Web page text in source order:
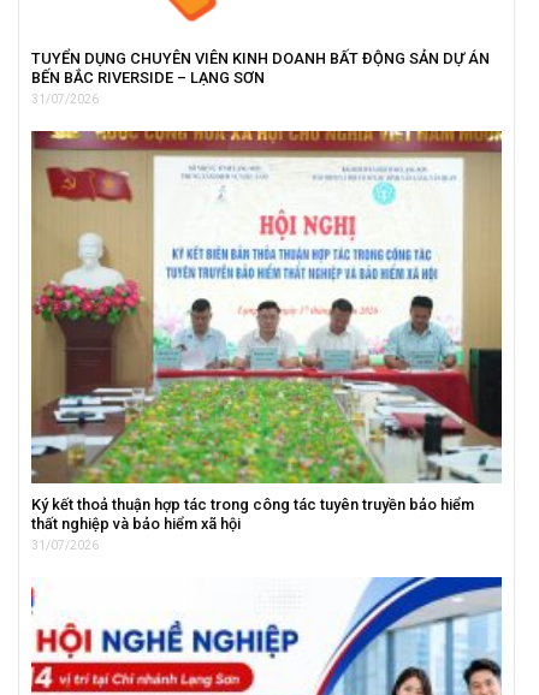
TUYỂN DỤNG CHUYÊN VIÊN KINH DOANH BẤT ĐỘNG SẢN DỰ ÁN
BẾN BẮC RIVERSIDE – LẠNG SƠN
31/07/2026
Ký kết thoả thuận hợp tác trong công tác tuyên truyền bảo hiểm
thất nghiệp và bảo hiểm xã hội
31/07/2026